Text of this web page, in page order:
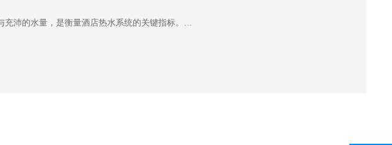
沛的水量，是衡量酒店热水系统的关键指标。…